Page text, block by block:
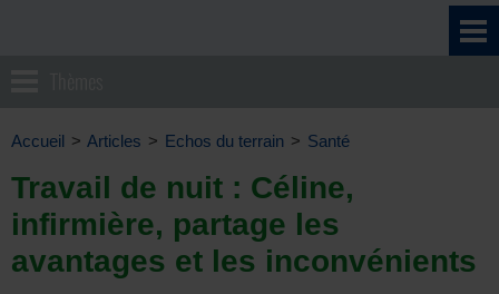
Accueil > Articles > Echos du terrain > Santé
Travail de nuit : Céline,
infirmière, partage les
avantages et les inconvénients